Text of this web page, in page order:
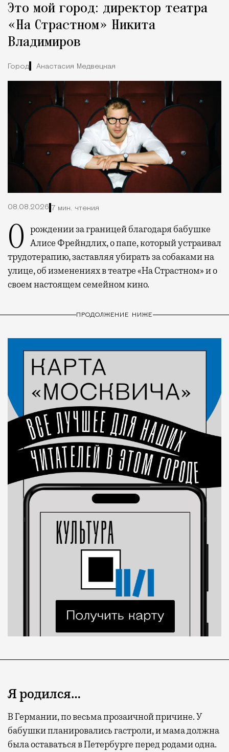
Это мой город: директор театра
«На Страстном» Никита
Владимиров
Город Анастасия Медвецкая
08.08.2026 7 мин. чтения
О рождении за границей благодаря бабушке Алисе Фрейндлих, о папе, который устраивал
трудотерапию, заставляя убирать за собаками на
улице, об изменениях в театре «На Страстном» и о
своем настоящем семейном кино.
ПРОДОЛЖЕНИЕ НИЖЕ
Я родился…
В Германии, по весьма прозаичной причине. У
бабушки планировались гастроли, и мама должна
была оставаться в Петербурге перед родами одна.